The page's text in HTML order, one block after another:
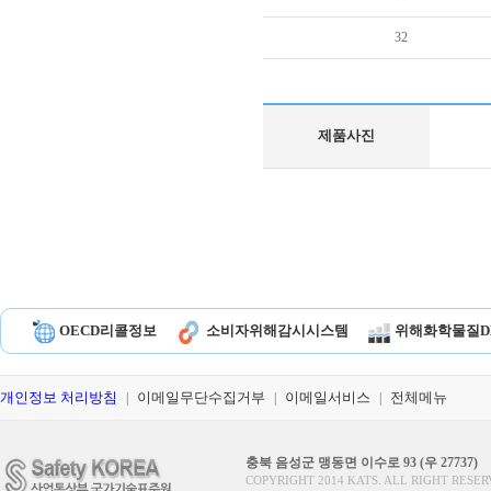
32
제품사진
OECD리콜정보 소비자위해감시시스템 위해화학물질
개인정보 처리방침 이메일무단수집거부 이메일서비스 전체메뉴
충북 음성군 맹동면 이수로 93 (우 27737)
COPYRIGHT 2014 KATS. ALL RIGHT